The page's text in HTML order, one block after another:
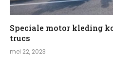
Speciale motor kleding
trucs
mei 22, 2023